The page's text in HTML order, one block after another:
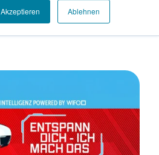
Akzeptieren Ablehnen